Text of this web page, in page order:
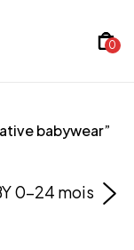
0
babywear”
0-24 mois